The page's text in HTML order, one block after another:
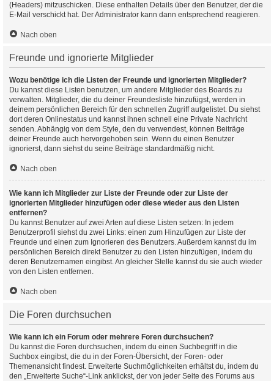
(Headers) mitzuschicken. Diese enthalten Details über den Benutzer, der die
E-Mail verschickt hat. Der Administrator kann dann entsprechend reagieren.
Nach oben
Freunde und ignorierte Mitglieder
Wozu benötige ich die Listen der Freunde und ignorierten Mitglieder?
Du kannst diese Listen benutzen, um andere Mitglieder des Boards zu
verwalten. Mitglieder, die du deiner Freundesliste hinzufügst, werden in
deinem persönlichen Bereich für den schnellen Zugriff aufgelistet. Du siehst
dort deren Onlinestatus und kannst ihnen schnell eine Private Nachricht
senden. Abhängig von dem Style, den du verwendest, können Beiträge
deiner Freunde auch hervorgehoben sein. Wenn du einen Benutzer
ignorierst, dann siehst du seine Beiträge standardmäßig nicht.
Nach oben
Wie kann ich Mitglieder zur Liste der Freunde oder zur Liste der
ignorierten Mitglieder hinzufügen oder diese wieder aus den Listen
entfernen?
Du kannst Benutzer auf zwei Arten auf diese Listen setzen: In jedem
Benutzerprofil siehst du zwei Links: einen zum Hinzufügen zur Liste der
Freunde und einen zum Ignorieren des Benutzers. Außerdem kannst du im
persönlichen Bereich direkt Benutzer zu den Listen hinzufügen, indem du
deren Benutzernamen eingibst. An gleicher Stelle kannst du sie auch wieder
von den Listen entfernen.
Nach oben
Die Foren durchsuchen
Wie kann ich ein Forum oder mehrere Foren durchsuchen?
Du kannst die Foren durchsuchen, indem du einen Suchbegriff in die
Suchbox eingibst, die du in der Foren-Übersicht, der Foren- oder
Themenansicht findest. Erweiterte Suchmöglichkeiten erhältst du, indem du
den „Erweiterte Suche“-Link anklickst, der von jeder Seite des Forums aus